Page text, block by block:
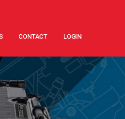
CONTACT LOGIN